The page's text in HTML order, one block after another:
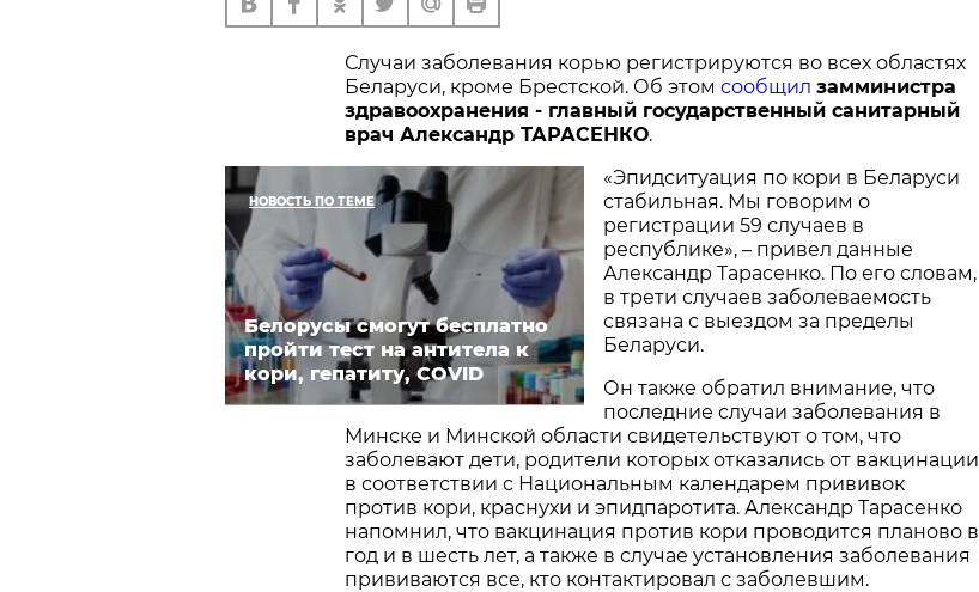
Случаи заболевания корью регистрируются во всех областях
Беларуси, кроме Брестской. Об этом сообщил замминистра
здравоохранения - главный государственный санитарный
врач Александр ТАРАСЕНКО.
НОВОСТЬ ПО ТЕМЕ
Белорусы смогут бесплатно
пройти тест на антитела к
кори, гепатиту, COVID
«Эпидситуация по кори в Беларуси
стабильная. Мы говорим о
регистрации 59 случаев в
республике», – привел данные
Александр Тарасенко. По его словам,
в трети случаев заболеваемость
связана с выездом за пределы
Беларуси.
Он также обратил внимание, что
последние случаи заболевания в
Минске и Минской области свидетельствуют о том, что
заболевают дети, родители которых отказались от вакцинации
в соответствии с Национальным календарем прививок
против кори, краснухи и эпидпаротита. Александр Тарасенко
напомнил, что вакцинация против кори проводится планово в
год и в шесть лет, а также в случае установления заболевания
прививаются все, кто контактировал с заболевшим.